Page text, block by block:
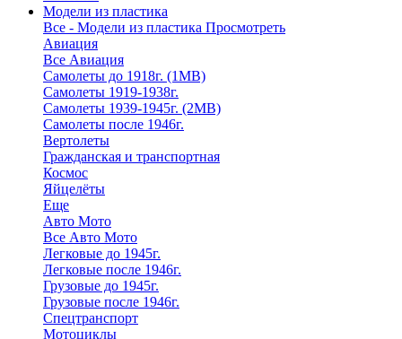
Модели из пластика
Все - Модели из пластика Просмотреть
Авиация
Все Авиация
Самолеты до 1918г. (1МВ)
Самолеты 1919-1938г.
Самолеты 1939-1945г. (2МВ)
Самолеты после 1946г.
Вертолеты
Гражданская и транспортная
Космос
Яйцелёты
Еще
Авто Мото
Все Авто Мото
Легковые до 1945г.
Легковые после 1946г.
Грузовые до 1945г.
Грузовые после 1946г.
Спецтранспорт
Мотоциклы